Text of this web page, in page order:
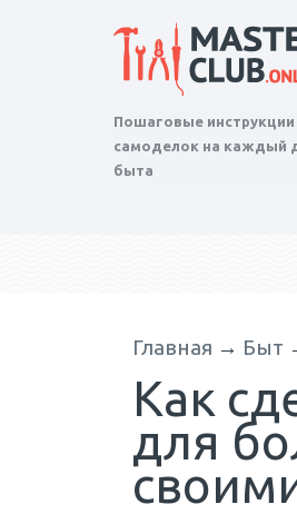
Пошаговые
самоделок на каждый
быта
Главная → Быт
Как
для